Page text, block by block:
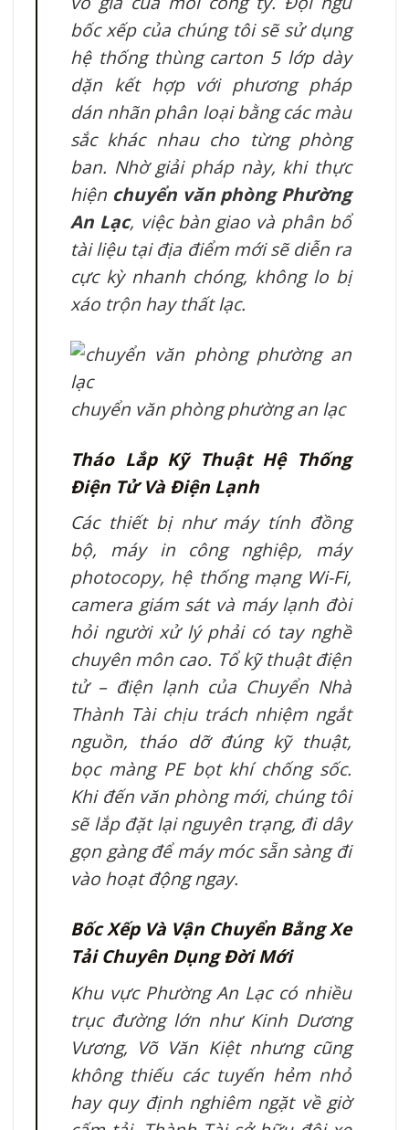
bốc xếp của chúng tôi sẽ sử dụng
hệ thống thùng carton 5 lớp dày
dặn kết hợp với phương pháp
dán nhãn phân loại bằng các màu
sắc khác nhau cho từng phòng
ban. Nhờ giải pháp này, khi thực
hiện chuyển văn phòng Phường
An Lạc, việc bàn giao và phân bổ
tài liệu tại địa điểm mới sẽ diễn ra
cực kỳ nhanh chóng, không lo bị
xáo trộn hay thất lạc.
chuyển văn phòng phường an lạc
Tháo Lắp Kỹ Thuật Hệ Thống
Điện Tử Và Điện Lạnh
Các thiết bị như máy tính đồng
bộ, máy in công nghiệp, máy
photocopy, hệ thống mạng Wi-Fi,
camera giám sát và máy lạnh đòi
hỏi người xử lý phải có tay nghề
chuyên môn cao. Tổ kỹ thuật điện
tử – điện lạnh của Chuyển Nhà
Thành Tài chịu trách nhiệm ngắt
nguồn, tháo dỡ đúng kỹ thuật,
bọc màng PE bọt khí chống sốc.
Khi đến văn phòng mới, chúng tôi
sẽ lắp đặt lại nguyên trạng, đi dây
gọn gàng để máy móc sẵn sàng đi
vào hoạt động ngay.
Bốc Xếp Và Vận Chuyển Bằng Xe
Tải Chuyên Dụng Đời Mới
Khu vực Phường An Lạc có nhiều
trục đường lớn như Kinh Dương
Vương, Võ Văn Kiệt nhưng cũng
không thiếu các tuyến hẻm nhỏ
hay quy định nghiêm ngặt về giờ